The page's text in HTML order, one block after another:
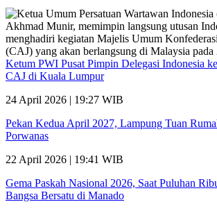
Ketum PWI Pusat Pimpin Delegasi Indonesia
CAJ di Kuala Lumpur
24 April 2026 | 19:27 WIB
Pekan Kedua April 2027, Lampung Tuan
Porwanas
22 April 2026 | 19:41 WIB
Gema Paskah Nasional 2026, Saat Puluhan
Bangsa Bersatu di Manado